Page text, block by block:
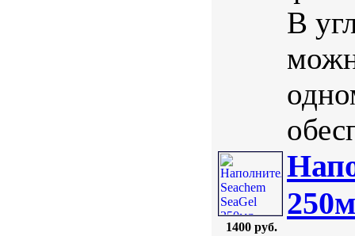
В
1400 руб.